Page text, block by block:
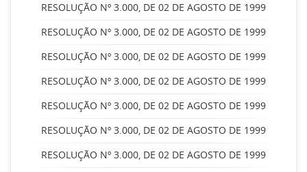
RESOLUÇÃO Nº 3.000, DE 02 DE AGOSTO DE 1999
RESOLUÇÃO Nº 3.000, DE 02 DE AGOSTO DE 1999
RESOLUÇÃO Nº 3.000, DE 02 DE AGOSTO DE 1999
RESOLUÇÃO Nº 3.000, DE 02 DE AGOSTO DE 1999
RESOLUÇÃO Nº 3.000, DE 02 DE AGOSTO DE 1999
RESOLUÇÃO Nº 3.000, DE 02 DE AGOSTO DE 1999
RESOLUÇÃO Nº 3.000, DE 02 DE AGOSTO DE 1999